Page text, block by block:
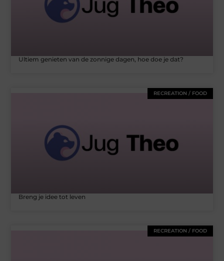
Ultiem genieten van de zonnige dagen, hoe doe je dat?
RECREATION / FOOD
Breng je idee tot leven
RECREATION / FOOD